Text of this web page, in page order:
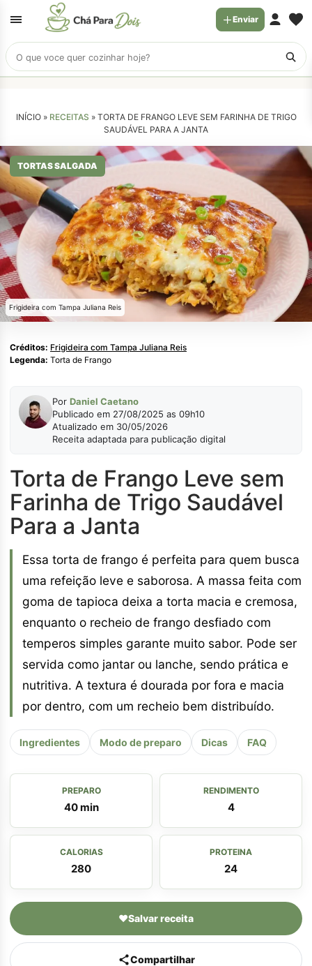
Buscar
receitas
Enviar
INÍCIO » RECEITAS » TORTA DE FRANGO LEVE SEM FARINHA DE TRIGO
SAUDÁVEL PARA A JANTA
TORTAS SALGADA
Frigideira com Tampa Juliana Reis
Créditos: Frigideira com Tampa Juliana Reis
Legenda: Torta de Frango
Por Daniel Caetano
Publicado em 27/08/2025 as 09h10
Atualizado em 30/05/2026
Receita adaptada para publicação digital
Torta de Frango Leve sem
Farinha de Trigo Saudável
Para a Janta
Essa torta de frango é perfeita para quem busca
uma refeição leve e saborosa. A massa feita com
goma de tapioca deixa a torta macia e cremosa,
enquanto o recheio de frango desfiado com
temperos simples garante muito sabor. Pode ser
servida como jantar ou lanche, sendo prática e
nutritiva. A textura é dourada por fora e macia
por dentro, com um recheio bem distribuído.
Ingredientes Modo de preparo Dicas FAQ
PREPARO
40 min
RENDIMENTO
4
CALORIAS
280
PROTEINA
24
♥Salvar receita
Compartilhar